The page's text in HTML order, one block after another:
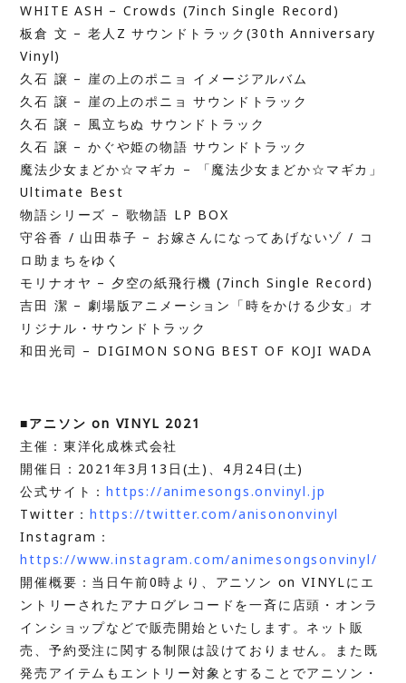
WHITE ASH – Crowds (7inch Single Record)
板倉 文 – 老人Z サウンドトラック(30th Anniversary
Vinyl)
久石 譲 – 崖の上のポニョ イメージアルバム
久石 譲 – 崖の上のポニョ サウンドトラック
久石 譲 – 風立ちぬ サウンドトラック
久石 譲 – かぐや姫の物語 サウンドトラック
魔法少女まどか☆マギカ – 「魔法少女まどか☆マギカ」
Ultimate Best
物語シリーズ – 歌物語 LP BOX
守谷香 / 山田恭子 – お嫁さんになってあげないゾ / コ
ロ助まちをゆく
モリナオヤ – 夕空の紙飛行機 (7inch Single Record)
吉田 潔 – 劇場版アニメーション「時をかける少女」オ
リジナル・サウンドトラック
和田光司 – DIGIMON SONG BEST OF KOJI WADA
■アニソン on VINYL 2021
主催：東洋化成株式会社
開催日：2021年3月13日(土)、4月24日(土)
公式サイト：https://animesongs.onvinyl.jp
Twitter： https://twitter.com/anisononvinyl
Instagram：
https://www.instagram.com/animesongsonvinyl/
開催概要：当日午前0時より、アニソン on VINYLにエ
ントリーされたアナログレコードを一⻫に店頭・オンラ
インショップなどで販売開始といたします。ネット販
売、予約受注に関する制限は設けておりません。また既
発売アイテムもエントリー対象とすることでアニソン・